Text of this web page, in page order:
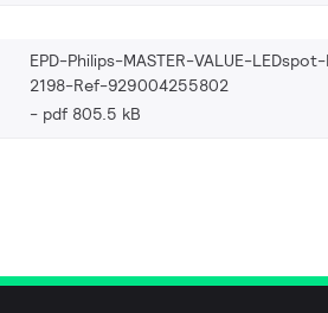
EPD-Philips-MASTER-VALUE-
2198-Ref-929004255802
pdf 805.5 kB